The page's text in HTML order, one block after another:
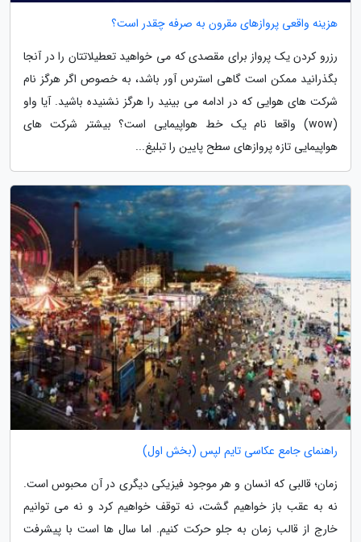
هزینه واقعی پروازهای مقرون به صرفه چقدر است؟
رزرو کردن یک پرواز برای مقصدی که می خواهید تعطیلاتتان را در آنجا
بگذرانید ممکن است گاهی استرس آور باشد، به خصوص اگر هرگز نام
شرکت های هوایی که در ادامه می بینید را هرگز نشنیده باشید. آیا واو
(wow) واقعا نام یک خط هواپیمایی است؟ بیشتر شرکت های
هواپیمایی تازه پروازهای سطح پایین را تبلیغ...
راهنمای جامع عکاسی تایم لپس (بخش اول)
زمان؛ قالبی که انسان و هر موجود فیزیکی دیگری در آن محبوس است.
نه به عقب باز خواهیم گشت، نه توقف خواهیم کرد و نه می توانیم
خارج از قالب زمان به جلو حرکت کنیم. اما سال ها است با پیشرفت